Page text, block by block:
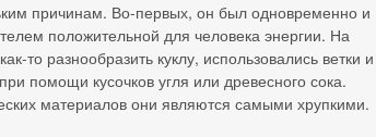
причинам. Во-первых, он был одновременно и
положительной для человека энергии. На
то разнообразить куклу, использовались ветки и
помощи кусочков угля или древесного сока.
материалов они являются самыми хрупкими.